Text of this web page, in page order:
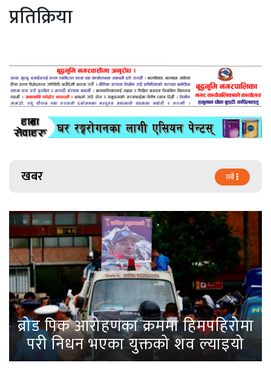
प्रतिक्रिया
खबर सबै
ब्रोड पिक आरोहणका क्रममा हिमपहिरोमा
परी निधन भएका युक्तको शव ल्याइयो